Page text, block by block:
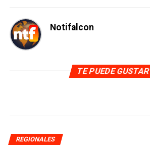
Notifalcon
TE PUEDE GUSTAR
REGIONALES